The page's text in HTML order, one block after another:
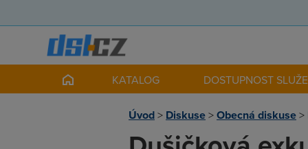
KATALOG DOSTUPNOST
Úvod> Diskuse>Obecná diskuse>